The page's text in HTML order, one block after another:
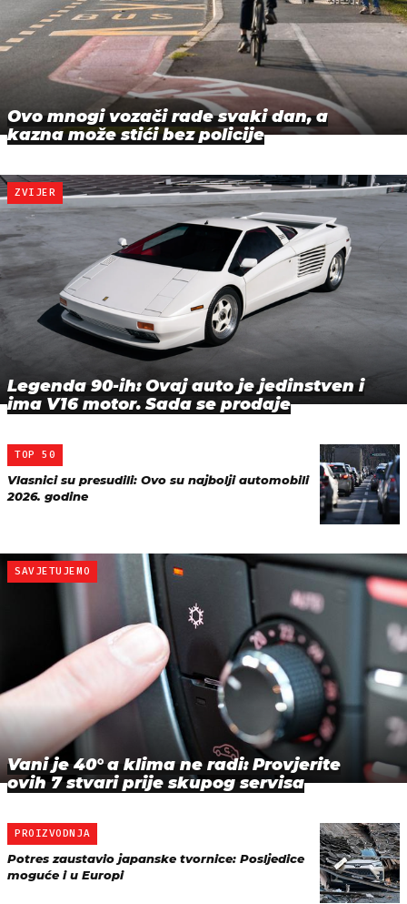
Ovo mnogi vozači rade svaki dan, a
kazna može stići bez policije
ZVIJER
Legenda 90-ih: Ovaj auto je jedinstven i
ima V16 motor. Sada se prodaje
TOP 50
Vlasnici su presudili: Ovo su najbolji automobili
2026. godine
SAVJETUJEMO
Vani je 40° a klima ne radi: Provjerite
ovih 7 stvari prije skupog servisa
PROIZVODNJA
Potres zaustavio japanske tvornice: Posljedice
moguće i u Europi